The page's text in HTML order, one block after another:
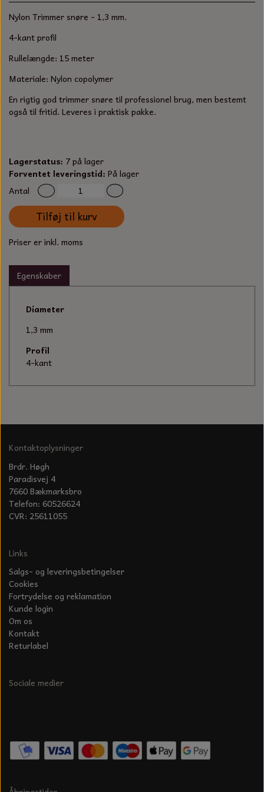
DYBEL
TECUMSEH
OLIE TIL SMÅMOTORER & HAVEMASKINER
TÆNDRØR
SPÆNDEBÅND
STARTSNOR OG TILBEHØR
UNIVERSAL KABLER OG TILBEHØR
SMERGELLÆRRED
GAVEKORT
STIKSAV KLINGER
BATTERILADEAPPARAT
ARBEJDSLYS
MEJSLER
FEDTPRESSER
Nylon Trimmer snøre - 1,3 mm.
4-kant profil
Rullelængde: 15 meter
Materiale: Nylon copolymer
En rigtig god trimmer snøre til professionel brug, men bestemt
også til fritid. Leveres i praktisk pakke.
Lagerstatus: 7 på lager
Forventet leveringstid: På lager
Antal
Tilføj til kurv
Priser er inkl. moms
Egenskaber
Diameter
1,3 mm
Profil
4-kant
Kontaktoplysninger
Brdr. Høgh
Paradisvej 4
7660 Bækmarksbro
Telefon: 60526624
CVR: 25611055
Links
Salgs- og leveringsbetingelser
Cookies
Fortrydelse og reklamation
Kunde login
Om os
Kontakt
Returlabel
Sociale medier